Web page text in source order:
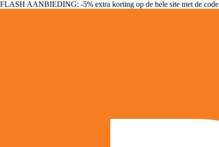
FLASH AANBIEDING: -5% extra korting op de hele site met de code